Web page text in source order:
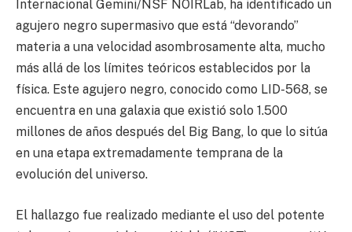
Internacional Gemini/NSF NOIRLab, ha identificado un
agujero negro supermasivo que está “devorando”
materia a una velocidad asombrosamente alta, mucho
más allá de los límites teóricos establecidos por la
física. Este agujero negro, conocido como LID-568, se
encuentra en una galaxia que existió solo 1.500
millones de años después del Big Bang, lo que lo sitúa
en una etapa extremadamente temprana de la
evolución del universo.
El hallazgo fue realizado mediante el uso del potente